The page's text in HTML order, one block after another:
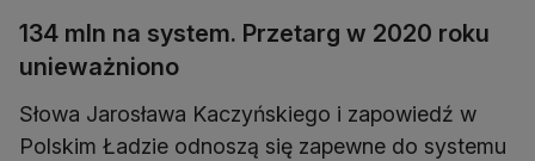
134 mln na system. Przetarg w 2020 roku
unieważniono
Słowa Jarosława Kaczyńskiego i zapowiedź w
Polskim Ładzie odnoszą się zapewne do systemu